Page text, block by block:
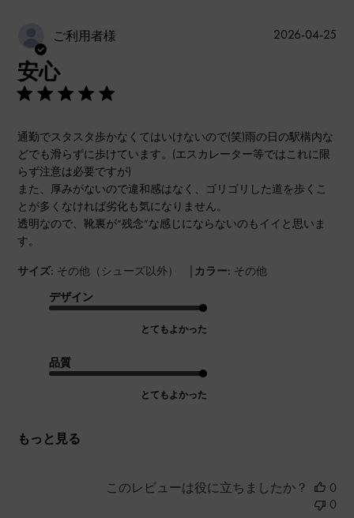
ご利用者様
安心
通勤でスタスタ歩かなくてはいけないので(笑)雨の日の駅構内な
どでも滑らずに歩けています。(エスカレーター等ではこれに限
らず注意は必要ですが)
また、厚みがないので違和感はなく、ゴリゴリした道を歩くこ
とが多くなければ劣化も気になりません。
透明なので、靴裏が“残念”な感じにならないのもイイと思いま
す。
サイズ: その他（シューズ以外） | カラー: その他
デザイン
とてもよかった
品質
とてもよかった
もっと見る
公
2026-04-25
このレビューは役に立ちましたか？
0
0